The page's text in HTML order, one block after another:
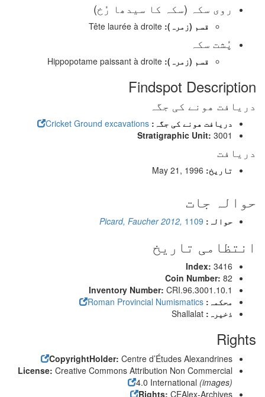
روی سکہ (سکہ کا سیدھا رُخ)
قسم (زمرہ): Tête laurée à droite
پُشت سکہ
قسم (زمرہ): Hippopotame paissant à droite
Findspot Description
دریافت ھونے کی جگہ
دریافت ھونے کی جگہ: Cricket Ground excavations
Stratigraphic Unit: 3001
دریافت
تاریخ: May 21, 1996
حوالہ جات
حوالہ: Picard, Faucher 2012, 1109
انتظامی تاریخ
Index: 3416
Coin Number: 82
Inventory Number: CRI.96.3001.10.1
محکمہ: Roman Provincial Numismatics
ذخیرہ: Shallalat
Rights
CopyrightHolder: Centre d’Études Alexandrines
License: Creative Commons Attribution Non Commercial
4.0 International (images)
Rights: CEAlex-Archives